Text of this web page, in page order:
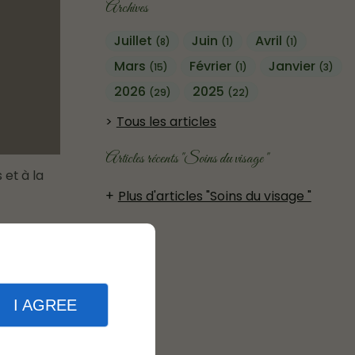
I AGREE
Archives
Juillet (8) Juin (1) Avril (1)
Mars (15) Février (1) Janvier (3)
2026 (29) 2025 (22)
Tous les articles
Articles récents "Soins du visage "
Plus d'articles "Soins du visage "
et à la
les